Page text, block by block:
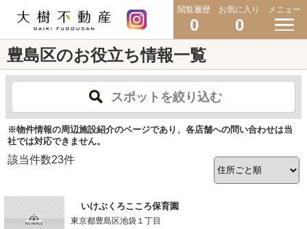
閲覧履歴
0
お気に入り
0
メニュー
豊島区のお役立ち情報一覧
スポットを絞り込む
※物件情報の周辺施設紹介のページであり、各店舗への問い合わせは当
社では対応できません。
該当件数23件
いけぶくろこころ保育園
東京都豊島区池袋１丁目